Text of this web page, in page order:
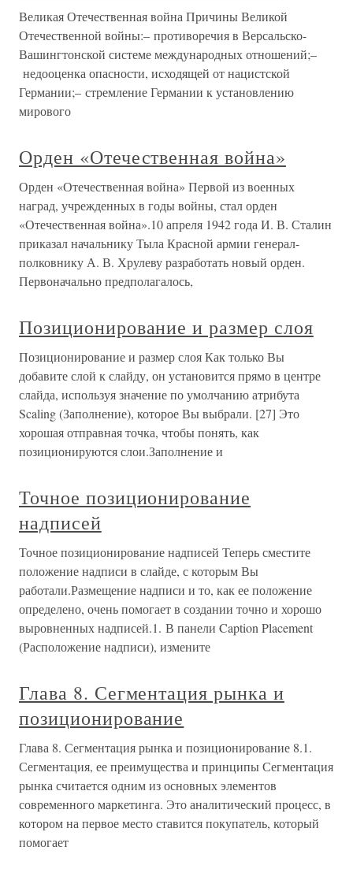
Великая Отечественная война Причины Великой
Отечественной войны:– противоречия в Версальско-
Вашингтонской системе международных отношений;–
недооценка опасности, исходящей от нацистской
Германии;– стремление Германии к установлению
мирового
Орден «Отечественная война»
Орден «Отечественная война» Первой из военных
наград, учрежденных в годы войны, стал орден
«Отечественная война».10 апреля 1942 года И. В. Сталин
приказал начальнику Тыла Красной армии генерал-
полковнику А. В. Хрулеву разработать новый орден.
Первоначально предполагалось,
Позиционирование и размер слоя
Позиционирование и размер слоя Как только Вы
добавите слой к слайду, он установится прямо в центре
слайда, используя значение по умолчанию атрибута
Scaling (Заполнение), которое Вы выбрали. [27] Это
хорошая отправная точка, чтобы понять, как
позиционируются слои.Заполнение и
Точное позиционирование
надписей
Точное позиционирование надписей Теперь сместите
положение надписи в слайде, с которым Вы
работали.Размещение надписи и то, как ее положение
определено, очень помогает в создании точно и хорошо
выровненных надписей.1. В панели Caption Placement
(Расположение надписи), измените
Глава 8. Сегментация рынка и
позиционирование
Глава 8. Сегментация рынка и позиционирование 8.1.
Сегментация, ее преимущества и принципы Сегментация
рынка считается одним из основных элементов
современного маркетинга. Это аналитический процесс, в
котором на первое место ставится покупатель, который
помогает